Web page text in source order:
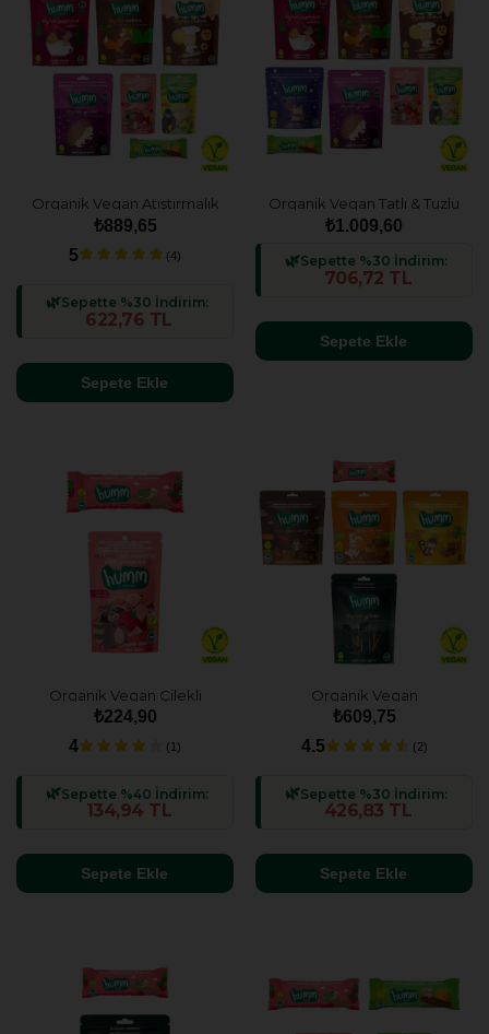
Organik Vegan Atıştırmalık
Paketi - 7 adet (7 çeşit)
₺889,65
5
(4)
Sepette %30 İndirim:
622,76 TL
Sepete Ekle
Organik Vegan Tatlı & Tuzlu
Atıştırmalık Paketi - 8 adet (8
₺1.009,60
Sepette %30 İndirim:
706,72 TL
Sepete Ekle
Organik Vegan Çilekli
Atıştırmalık Paketi - 2 adet (2
çeşit)
₺224,90
4
(1)
Sepette %40 İndirim:
134,94 TL
Sepete Ekle
Organik Vegan
Kek&Grissini&Bar Atıştırmalık
Paketi - 5 adet (5 çeşit)
₺609,75
4.5
(2)
Sepette %30 İndirim:
426,83 TL
Sepete Ekle